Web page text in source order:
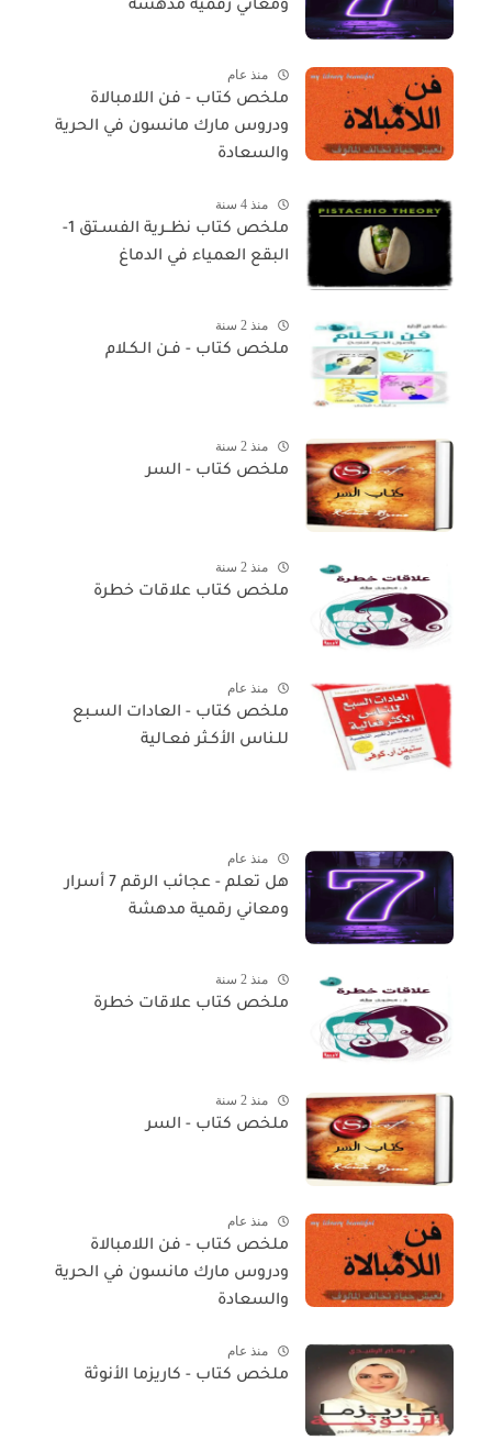
ومعاني رقمية مدهشة
منذ عام
ملخص كتاب - فن اللامبالاة
ودروس مارك مانسون في الحرية
والسعادة
منذ 4 سنة
ملخص كتاب نظــرية الفسـتق 1-
البقع العمياء في الدماغ
منذ 2 سنة
ملخص كتاب - فـن الـكـلام
منذ 2 سنة
ملخص كتاب - السر
منذ 2 سنة
ملخص كتاب علاقات خطرة
منذ عام
ملخص كتاب - العادات السـبع
للـناس الأكـثر فعـالية
منذ عام
هل تعلم - عجائب الرقم 7 أسرار
ومعاني رقمية مدهشة
منذ 2 سنة
ملخص كتاب علاقات خطرة
منذ 2 سنة
ملخص كتاب - السر
منذ عام
ملخص كتاب - فن اللامبالاة
ودروس مارك مانسون في الحرية
والسعادة
منذ عام
ملخص كتاب - كاريزما الأنوثة